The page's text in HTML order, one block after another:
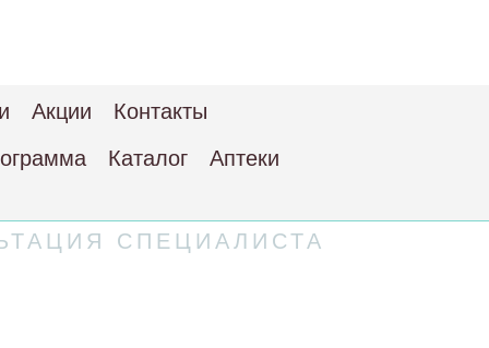
Акции
Контакты
Каталог Аптеки
СПЕЦИАЛИСТА